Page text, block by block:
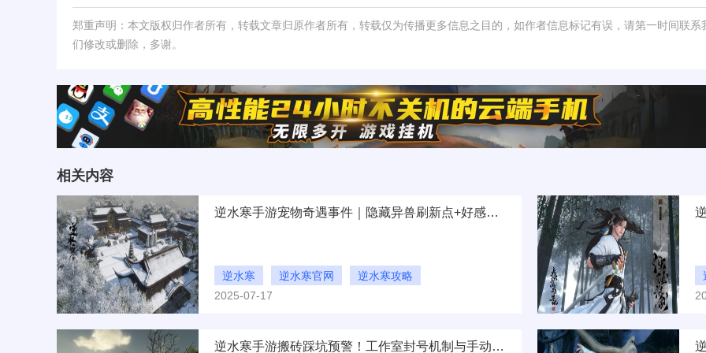
郑重声明：本文版权归作者所有，转载文章归原作者所有，转载仅为传播更多信息之目的，如作者信息标记有误，请第一时间联系
们修改或删除，多谢。
相关内容
逆水寒手游宠物奇遇事件｜隐藏异兽刷新点+好感度速刷隐藏成就
逆水寒 逆水寒官网
逆水寒攻略
2025-07-17
逆水寒手游搬砖踩坑预警！工作室封号机制与手动搬砖效率翻倍技巧